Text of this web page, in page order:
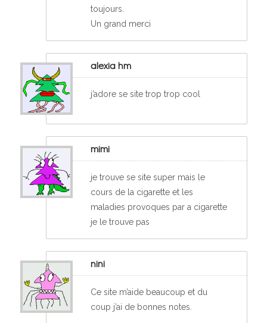
toujours.
Un grand merci
alexia hm
j’adore se site trop trop cool
mimi
je trouve se site super mais le
cours de la cigarette et les
maladies provoques par a cigarette
je le trouve pas
nini
Ce site m’aide beaucoup et du
coup j’ai de bonnes notes.